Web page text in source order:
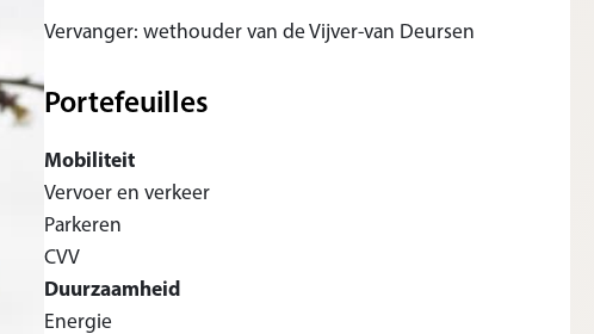
Vervanger: wethouder van de Vijver-van Deursen
Portefeuilles
Mobiliteit
Vervoer en verkeer
Parkeren
CVV
Duurzaamheid
Energie